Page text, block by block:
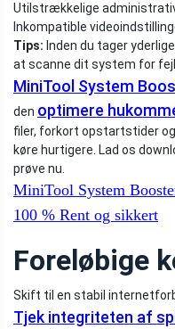
Utilstrækkelige
Inkompatible
Tips: Inden du tager
at scanne dit system for
MiniTool System
den optimere
filer, forkort opstartstider
køre hurtigere. Lad os
prøve nu.
MiniTool System
100 % Rent og sikkert
Foreløbige
Skift til en stabil
Tjek integriteten af